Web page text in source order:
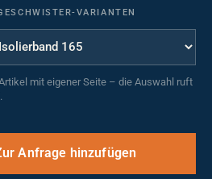
VARIANTEN
mit eigener Seite – die Auswahl ruft